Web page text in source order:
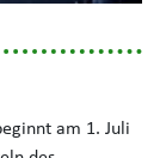
am 1. Juli